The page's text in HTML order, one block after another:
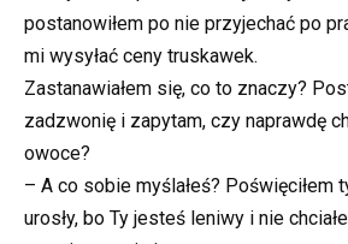
postanowiłem po nie przyjechać po
mi wysyłać ceny truskawek.
Zastanawiałem się, co to znaczy?
zadzwonię i zapytam, czy naprawdę
owoce?
– A co sobie myślałeś? Poświęciłem
urosły, bo Ty jesteś leniwy i nie